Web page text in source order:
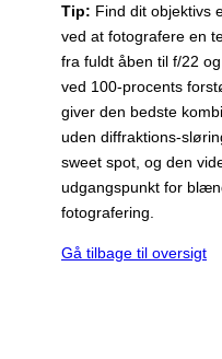
Tip: Find dit objektivs
ved at fotografere en
fra fuldt åben til f/22
ved 100-procents
giver den bedste
uden diffraktions-
sweet spot, og den
udgangspunkt for
fotografering.
Gå tilbage til oversigt